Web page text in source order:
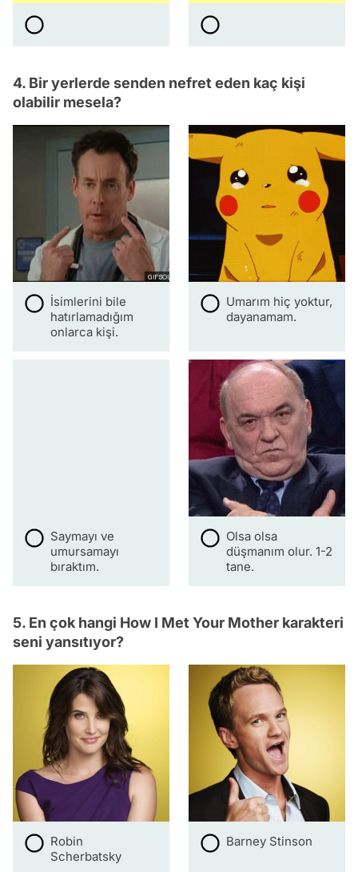
4. Bir yerlerde senden nefret eden kaç kişi
olabilir mesela?
İsimlerini bile
hatırlamadığım
onlarca kişi.
Umarım hiç yoktur,
dayanamam.
Saymayı ve
umursamayı
bıraktım.
Olsa olsa
düşmanım olur. 1-2
tane.
5. En çok hangi How I Met Your Mother karakteri
seni yansıtıyor?
Robin
Scherbatsky
Barney Stinson